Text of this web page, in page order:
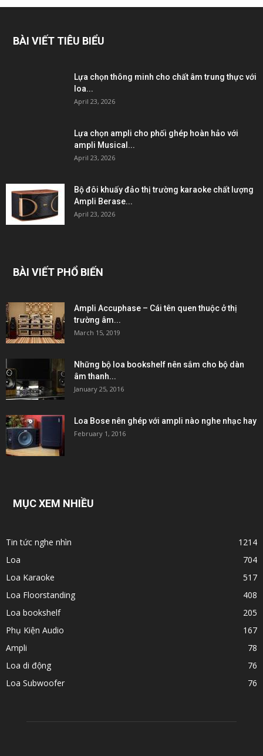
BÀI VIẾT TIÊU BIỂU
Lựa chọn thông minh cho chất âm trung thực với
loa...
April 23, 2026
Lựa chọn ampli cho phối ghép hoàn hảo với
ampli Musical...
April 23, 2026
Bộ đôi khuấy đảo thị trường karaoke chất lượng
Ampli Berase...
April 23, 2026
BÀI VIẾT PHỔ BIẾN
Ampli Accuphase – Cái tên quen thuộc ở thị
trường âm...
March 15, 2019
Những bộ loa bookshelf nên sắm cho bộ dàn
âm thanh...
January 25, 2016
Loa Bose nên ghép với ampli nào nghe nhạc hay
February 1, 2016
MỤC XEM NHIỀU
Tin tức nghe nhìn
1214
Loa
704
Loa Karaoke
517
Loa Floorstanding
408
Loa bookshelf
205
Phụ Kiện Audio
167
Ampli
78
Loa di động
76
Loa Subwoofer
76